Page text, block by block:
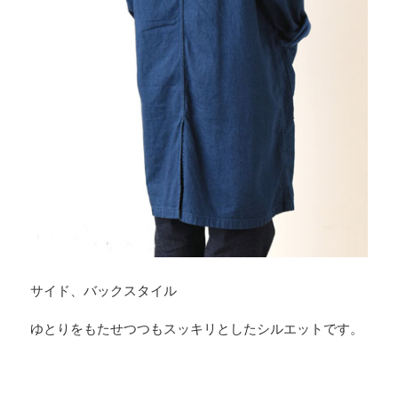
サイド、バックスタイル
ゆとりをもたせつつもスッキリとしたシルエットです。